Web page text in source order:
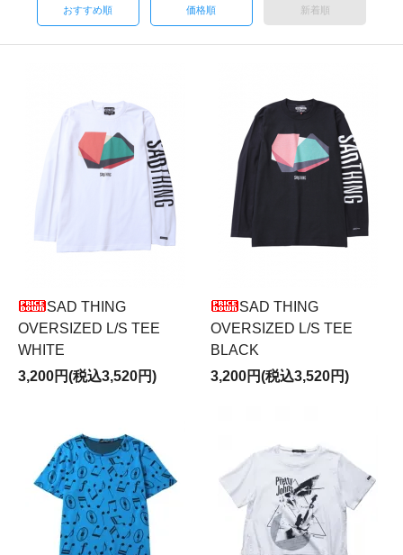
おすすめ順 価格順 新着順
SAD THING
OVERSIZED L/S TEE
WHITE
3,200円(税込3,520円)
SAD THING
OVERSIZED L/S TEE
BLACK
3,200円(税込3,520円)